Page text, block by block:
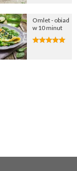
Omlet - obiad
w 10 minut